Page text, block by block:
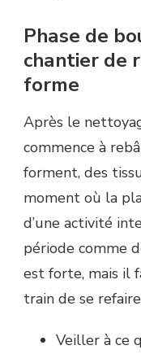
Phase de
chantier de
forme
Après le
commence à
forment, des
moment où la
d’une activité
période comme
est forte, mais il
train de se
Veiller à ce